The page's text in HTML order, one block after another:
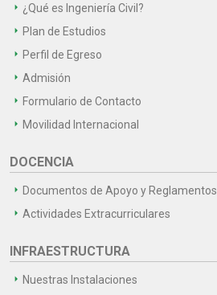
¿Qué es Ingeniería Civil?
Plan de Estudios
Perfil de Egreso
Admisión
Formulario de Contacto
Movilidad Internacional
DOCENCIA
Documentos de Apoyo y Reglamentos
Actividades Extracurriculares
INFRAESTRUCTURA
Nuestras Instalaciones